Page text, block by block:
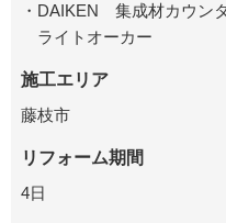
・DAIKEN 集成材カウン
ライトオーカー
施工エリア
藤枝市
リフォーム期間
4日